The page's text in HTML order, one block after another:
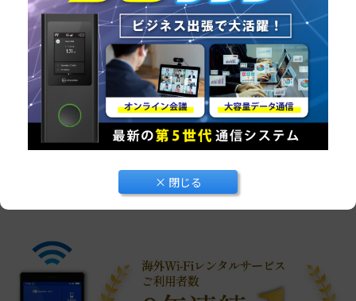
海外のWiFiレンタルなら
グローバルWiFi！
× 閉じる